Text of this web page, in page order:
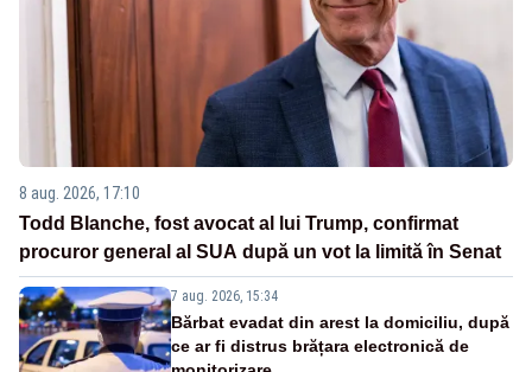
8 aug. 2026, 17:10
Todd Blanche, fost avocat al lui Trump, confirmat
procuror general al SUA după un vot la limită în Senat
7 aug. 2026, 15:34
Bărbat evadat din arest la domiciliu, după
ce ar fi distrus brățara electronică de